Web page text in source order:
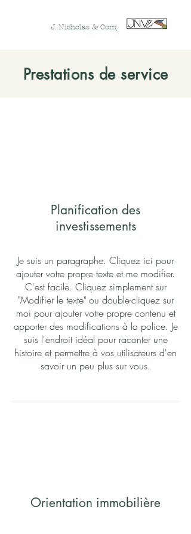
J. Nicholas & Company, LLC
Prestations de service
Planification des
investissements
Je suis un paragraphe. Cliquez ici pour
ajouter votre propre texte et me modifier.
C'est facile. Cliquez simplement sur
"Modifier le texte" ou double-cliquez sur
moi pour ajouter votre propre contenu et
apporter des modifications à la police. Je
suis l'endroit idéal pour raconter une
histoire et permettre à vos utilisateurs d'en
savoir un peu plus sur vous.
Orientation immobilière